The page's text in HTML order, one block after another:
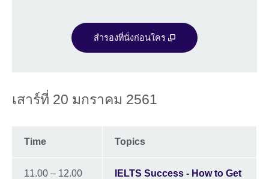
สำรองที่นั่งก่อนใคร
เสาร์ที่ 20 มกราคม 2561
Time Topics
11.00 – 12.00
IELTS Success - How to Get